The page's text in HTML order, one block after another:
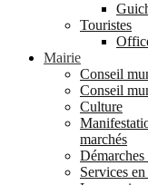
Touristes
Mairie
Conseil
Conseil
Culture
marchés
Services